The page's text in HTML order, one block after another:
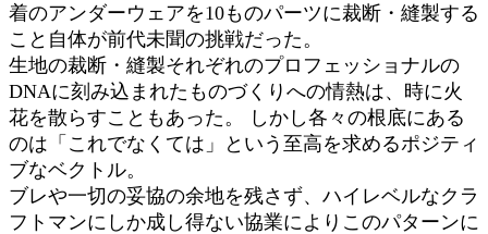
着のアンダーウェアを10ものパーツに裁断・縫製する
こと自体が前代未聞の挑戦だった。
生地の裁断・縫製それぞれのプロフェッショナルの
DNAに刻み込まれたものづくりへの情熱は、時に火
花を散らすこともあった。 しかし各々の根底にある
のは「これでなくては」という至高を求めるポジティ
ブなベクトル。
ブレや一切の妥協の余地を残さず、ハイレベルなクラ
フトマンにしか成し得ない協業によりこのパターンに